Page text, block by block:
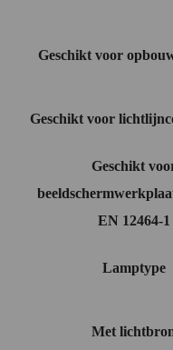
Geschikt voor
Geschikt voor
Geschikt
EN 12464-1
Lamptype
Met